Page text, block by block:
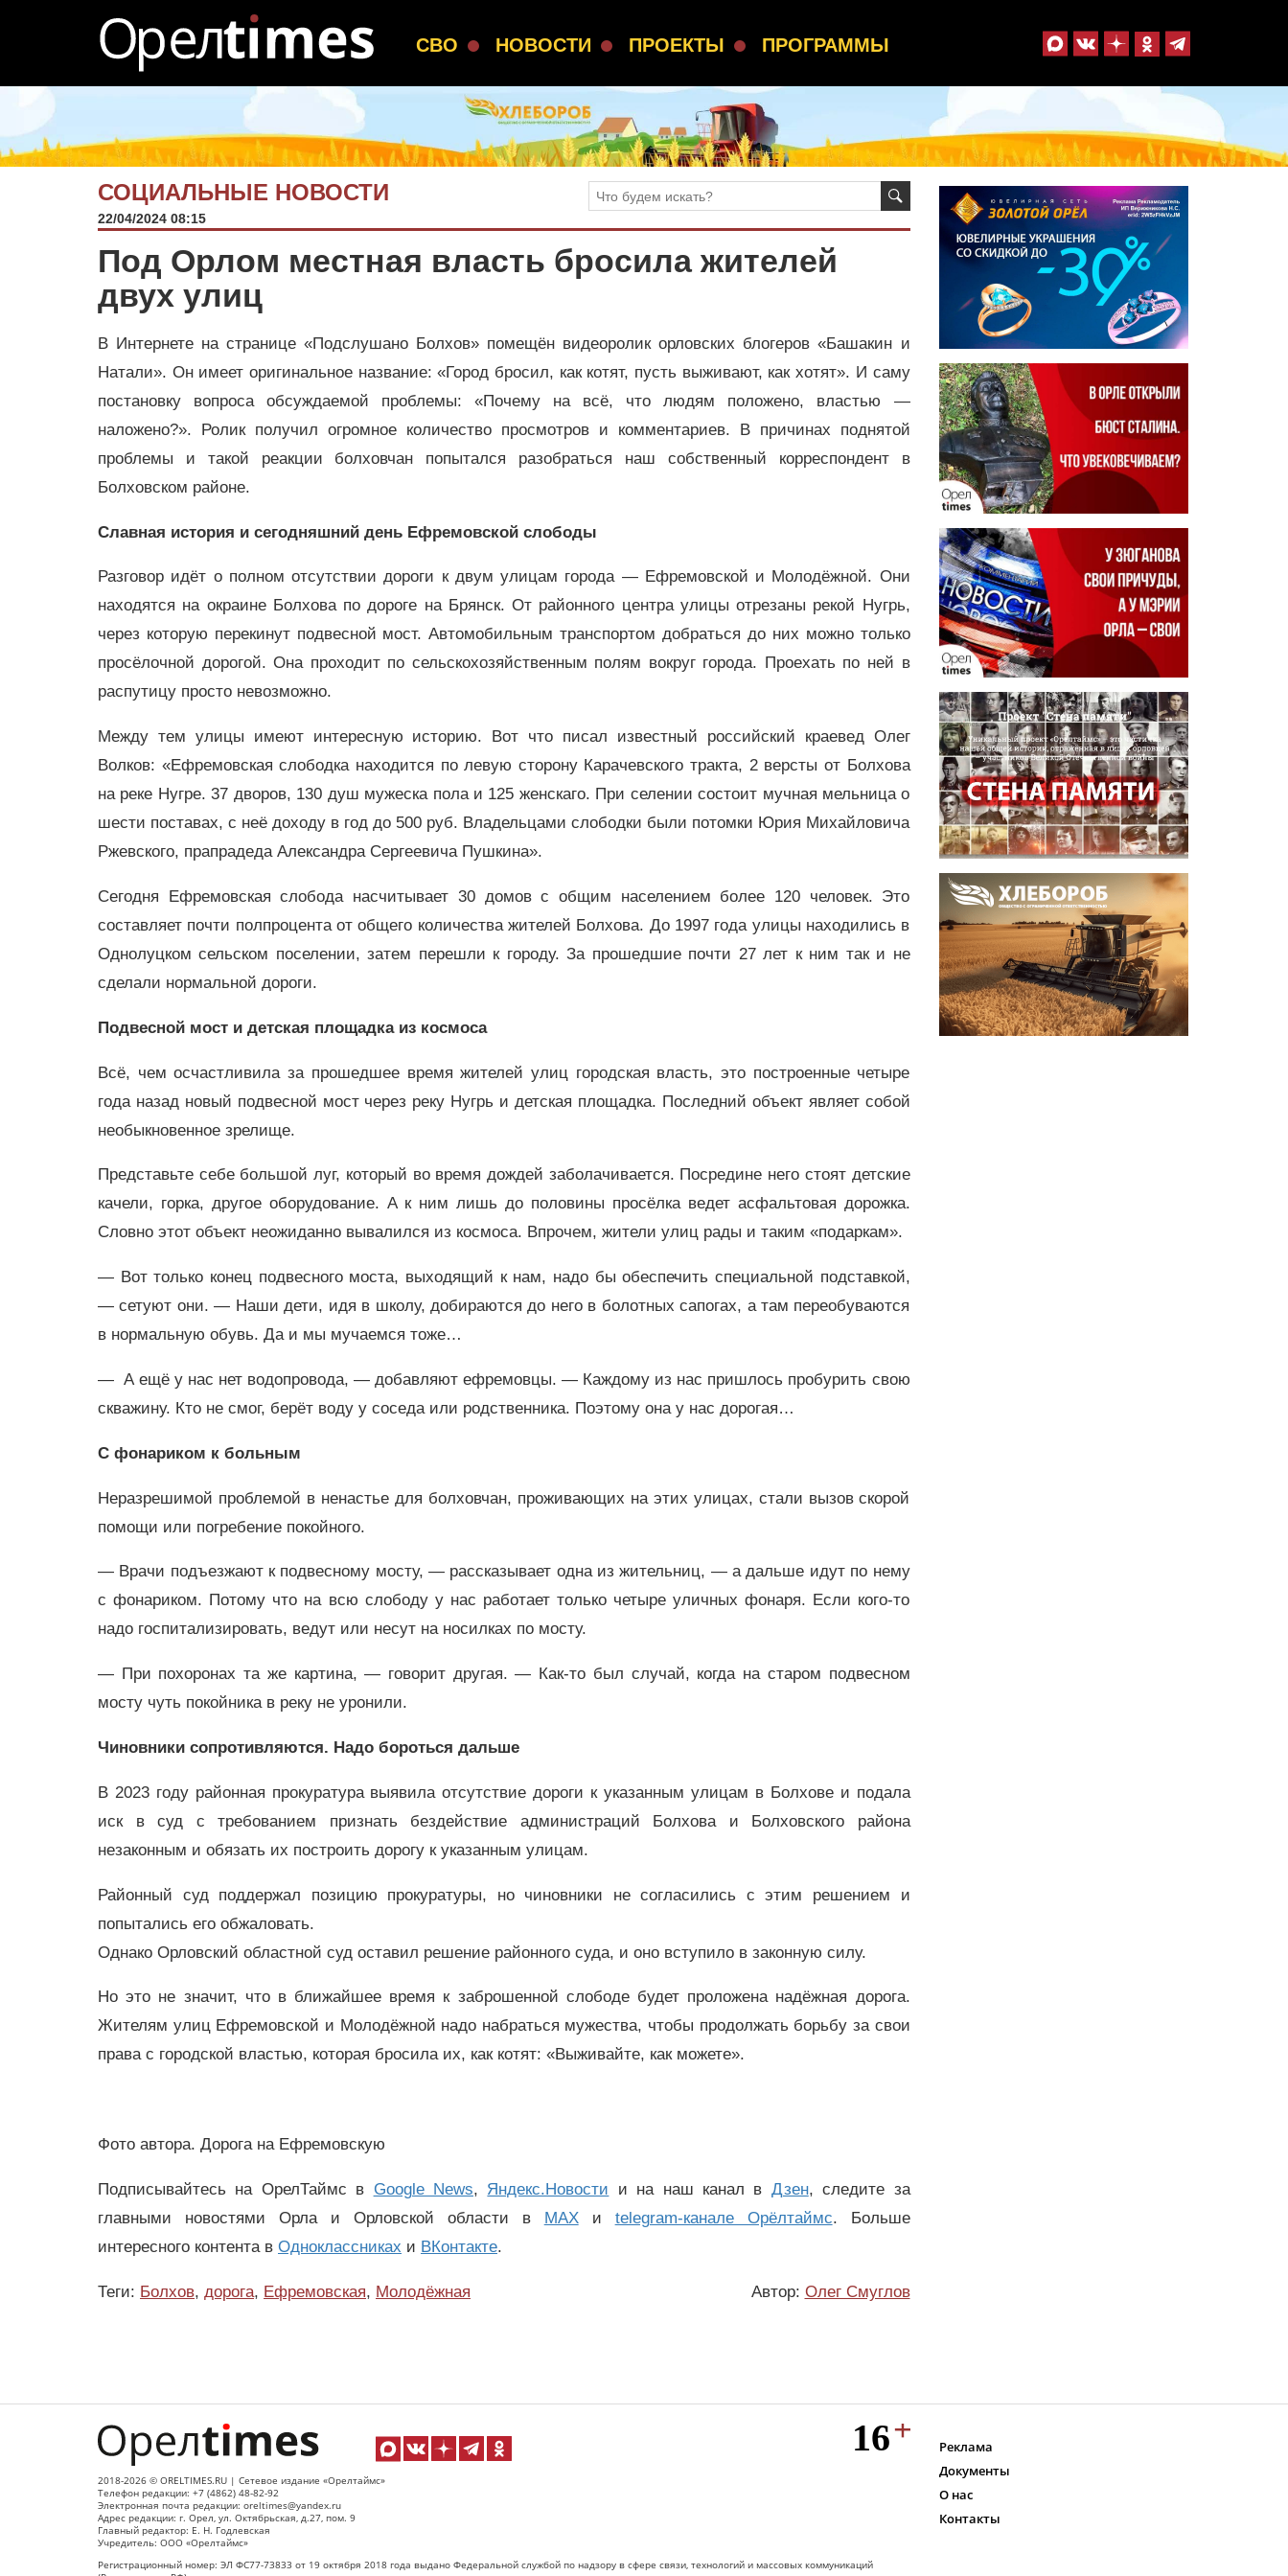
СВО НОВОСТИ ПРОЕКТЫ ПРОГРАММЫ
СОЦИАЛЬНЫЕ НОВОСТИ
22/04/2024 08:15
Под Орлом местная власть бросила жителей
двух улиц
В Интернете на странице «Подслушано Болхов» помещён видеоролик орловских блогеров «Башакин и
Натали». Он имеет оригинальное название: «Город бросил, как котят, пусть выживают, как хотят». И саму
постановку вопроса обсуждаемой проблемы: «Почему на всё, что людям положено, властью —
наложено?». Ролик получил огромное количество просмотров и комментариев. В причинах поднятой
проблемы и такой реакции болховчан попытался разобраться наш собственный корреспондент в
Болховском районе.
Славная история и сегодняшний день Ефремовской слободы
Разговор идёт о полном отсутствии дороги к двум улицам города — Ефремовской и Молодёжной. Они
находятся на окраине Болхова по дороге на Брянск. От районного центра улицы отрезаны рекой Нугрь,
через которую перекинут подвесной мост. Автомобильным транспортом добраться до них можно только
просёлочной дорогой. Она проходит по сельскохозяйственным полям вокруг города. Проехать по ней в
распутицу просто невозможно.
Между тем улицы имеют интересную историю. Вот что писал известный российский краевед Олег
Волков: «Ефремовская слободка находится по левую сторону Карачевского тракта, 2 версты от Болхова
на реке Нугре. 37 дворов, 130 душ мужеска пола и 125 женскаго. При селении состоит мучная мельница о
шести поставах, с неё доходу в год до 500 руб. Владельцами слободки были потомки Юрия Михайловича
Ржевского, прапрадеда Александра Сергеевича Пушкина».
Сегодня Ефремовская слобода насчитывает 30 домов с общим населением более 120 человек. Это
составляет почти полпроцента от общего количества жителей Болхова. До 1997 года улицы находились в
Однолуцком сельском поселении, затем перешли к городу. За прошедшие почти 27 лет к ним так и не
сделали нормальной дороги.
Подвесной мост и детская площадка из космоса
Всё, чем осчастливила за прошедшее время жителей улиц городская власть, это построенные четыре
года назад новый подвесной мост через реку Нугрь и детская площадка. Последний объект являет собой
необыкновенное зрелище.
Представьте себе большой луг, который во время дождей заболачивается. Посредине него стоят детские
качели, горка, другое оборудование. А к ним лишь до половины просёлка ведет асфальтовая дорожка.
Словно этот объект неожиданно вывалился из космоса. Впрочем, жители улиц рады и таким «подаркам».
— Вот только конец подвесного моста, выходящий к нам, надо бы обеспечить специальной подставкой,
— сетуют они. — Наши дети, идя в школу, добираются до него в болотных сапогах, а там переобуваются
в нормальную обувь. Да и мы мучаемся тоже…
— А ещё у нас нет водопровода, — добавляют ефремовцы. — Каждому из нас пришлось пробурить свою
скважину. Кто не смог, берёт воду у соседа или родственника. Поэтому она у нас дорогая…
С фонариком к больным
Неразрешимой проблемой в ненастье для болховчан, проживающих на этих улицах, стали вызов скорой
помощи или погребение покойного.
— Врачи подъезжают к подвесному мосту, — рассказывает одна из жительниц, — а дальше идут по нему
с фонариком. Потому что на всю слободу у нас работает только четыре уличных фонаря. Если кого-то
надо госпитализировать, ведут или несут на носилках по мосту.
— При похоронах та же картина, — говорит другая. — Как-то был случай, когда на старом подвесном
мосту чуть покойника в реку не уронили.
Чиновники сопротивляются. Надо бороться дальше
В 2023 году районная прокуратура выявила отсутствие дороги к указанным улицам в Болхове и подала
иск в суд с требованием признать бездействие администраций Болхова и Болховского района
незаконным и обязать их построить дорогу к указанным улицам.
Районный суд поддержал позицию прокуратуры, но чиновники не согласились с этим решением и
попытались его обжаловать.
Однако Орловский областной суд оставил решение районного суда, и оно вступило в законную силу.
Но это не значит, что в ближайшее время к заброшенной слободе будет проложена надёжная дорога.
Жителям улиц Ефремовской и Молодёжной надо набраться мужества, чтобы продолжать борьбу за свои
права с городской властью, которая бросила их, как котят: «Выживайте, как можете».
Фото автора. Дорога на Ефремовскую
Подписывайтесь на ОрелТаймс в Google News, Яндекс.Новости и на наш канал в Дзен, следите за
главными новостями Орла и Орловской области в MAXи telegram-канале Орёлтаймс. Больше
интересного контента в Одноклассниках и ВКонтакте.
Теги: Болхов, дорога, Ефремовская, Молодёжная Автор: Олег Смуглов
2018-2026 © ORELTIMES.RU | Сетевое издание «Орелтаймс»
Телефон редакции: +7 (4862) 48-82-92
Электронная почта редакции: oreltimes@yandex.ru
Адрес редакции: г. Орел, ул. Октябрьская, д.27, пом. 9
Главный редактор: Е. Н. Годлевская
Учредитель: ООО «Орелтаймс»
Регистрационный номер: ЭЛ ФС77-73833 от 19 октября 2018 года выдано Федеральной службой по надзору в сфере связи, технологий и массовых коммуникаций
Реклама
Документы
О нас
Контакты